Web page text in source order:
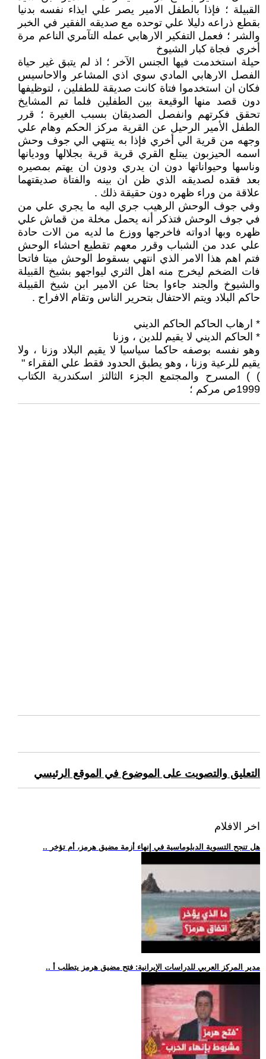
القبيلة ؛ فإذا بالطفل الامير يصر علي ايذاء نفسه بدنيا
بقطع ذراعه دليلا علي توحده مع صديقه الفقير في الخبر
والشر ؛ فعمل التفكير الارهابي عمله التآمري الناعم مرة
أخري فجاة كبار الشيوخ
حيلة استخدمت فيها الجنس الآخر ؛ اذ لم يتبق غير حياة
الفصل الارهابي المادي سوي اذي المشاعر والاحاسيس
فكان ان استخدموا فتاة كانت صديقة للطفلين ، لتوظيفها
دون قصد منها الوقيعة بين الطفلين فلما تم المشايخ
تحقق فكرتهم وانفصل الصديقان بسبب الغيرة ؛ قرر
الطفل الأمير الرحيل عن القرية مركز الحكم وهام علي
وجهه من قرية الي أخري فإذا به ينتهي الي جوف وحش
اسمه الحيزبون يبتلع القري قرية قرية بجلالها ووديانها
وناسها وحيواناتها دون ان يدري ودون ان يهتم بمصيره
بعد فقده لصديقه الذي ظن ان بينه والفتاة صديقتهما
علاقة من وراء ظهره دون حقيقة ذلك .
وفي جوف الوحش الرهيب جري اليه ما يجري علي من
في جوف الوحش فتذكر أنه يحمل مخلة من قماش علي
ظهره وبها ادواته فاخرجها ووزع ما لديه من الات حادة
علي عدد من الشباب وقرر معهم تقطيع احشاء الوحش
فتم اهم هذا الامر الذي انتهي بسقوط الوحش ميتا فاتحا
فات الضخم ليخرج منه اهل الثري ليواجهو بشيخ القبيلة
والشيوخ والجند جاءوا بحثا عن الامير ابن شيخ القبيلة
حاكم البلاد ويتم الاحتفال بتحرير الناس وتقام الافراح .
* ارهاب الحاكم الحاكم الديني
* الحاكم الديني لا يقيم للدين ، وزنا
وهو نفسه بوصفه حاكما سياسيا لا يقيم البلاد وزنا ، ولا
يقيم للرعية وزنا ، وهو يطبق الحدود فقط علي الفقراء "
‎) ) المسرح والمجتمع الجزء الثالثز اسكندرية الكتاب
1999ص مركم ؛
التعليق والتصويت على الموضوع في الموقع الرئيسي
اخر الافلام
.. هل تنجح التسوية الدبلوماسية في إنهاء أزمة مضيق هرمز، أم تؤخر
.. مدير المركز العربي للدراسات الإيرانية: فتح مضيق هرمز يتطلب أ